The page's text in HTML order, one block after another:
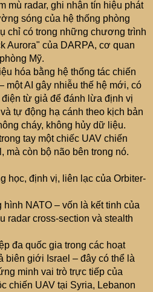
mù radar, ghi nhận tín hiệu phát
sóng của hệ thống phòng
chỉ có trong những chương trình
Aurora" của DARPA, cơ quan
Mỹ.
hóa bằng hệ thống tác chiến
AI gây nhiễu thế hệ mới, có
từ giả để đánh lừa định vị
tự động hạ cánh theo kịch bản
cháy, không hủy dữ liệu.
tay một chiếc UAV chiến
mà còn bộ não bên trong nó.
học, định vị, liên lạc của Orbiter-
NATO – vốn là kết tinh của
radar cross-section và stealth
đa quốc gia trong các hoạt
biên giới Israel – đây có thể là
minh vai trò trực tiếp của
chiến UAV tại Syria, Lebanon